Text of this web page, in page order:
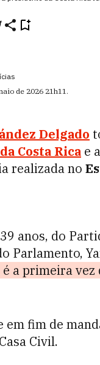
de 2026 21h11.
Delgado
Costa Rica e
realizada no
anos, do
Parlamento,
é a primeira
em fim de
Civil.